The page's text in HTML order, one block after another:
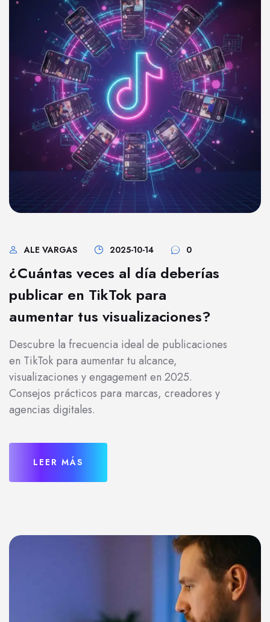
ALE VARGAS 2025-10-14 0
¿Cuántas veces al día deberías
publicar en TikTok para
aumentar tus visualizaciones?
Descubre la frecuencia ideal de publicaciones
en TikTok para aumentar tu alcance,
visualizaciones y engagement en 2025.
Consejos prácticos para marcas, creadores y
agencias digitales.
LEER MÁS